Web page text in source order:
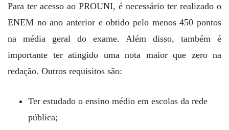
Para ter acesso ao PROUNI, é necessário ter realizado o
ENEM no ano anterior e obtido pelo menos 450 pontos
na média geral do exame. Além disso, também é
importante ter atingido uma nota maior que zero na
redação. Outros requisitos são:
Ter estudado o ensino médio em escolas da rede
pública;